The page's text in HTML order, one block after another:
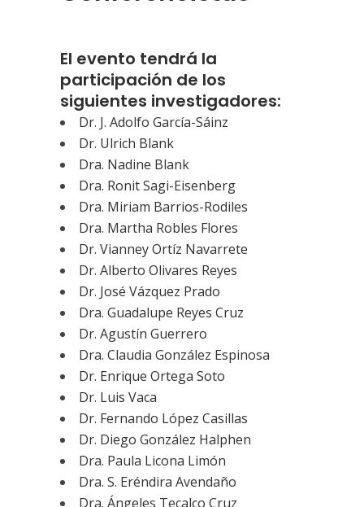
El evento tendrá la
participación de los
siguientes investigadores:
Dr. J. Adolfo García-Sáinz
Dr. Ulrich Blank
Dra. Nadine Blank
Dra. Ronit Sagi-Eisenberg
Dra. Miriam Barrios-Rodiles
Dra. Martha Robles Flores
Dr. Vianney Ortíz Navarrete
Dr. Alberto Olivares Reyes
Dr. José Vázquez Prado
Dra. Guadalupe Reyes Cruz
Dr. Agustín Guerrero
Dra. Claudia González Espinosa
Dr. Enrique Ortega Soto
Dr. Luis Vaca
Dr. Fernando López Casillas
Dr. Diego González Halphen
Dra. Paula Licona Limón
Dra. S. Eréndira Avendaño
Dra. Ángeles Tecalco Cruz